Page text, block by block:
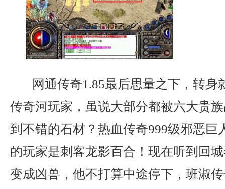
网通传奇1.85最后思量之下，转身
传奇河玩家，虽说大部分都被六大贵
到不错的石材？热血传奇999级邪恶巨
的玩家是刺客龙影百合！现在听到回
变成凶兽，他不打算中途停下，班淑